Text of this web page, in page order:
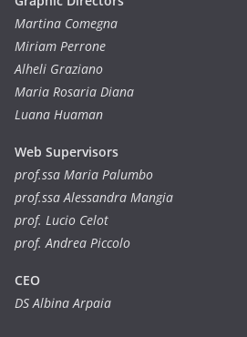
Martina Comegna
Miriam Perrone
Alheli Graziano
Maria Rosaria Diana
Luana Huaman
Web Supervisors
prof.ssa Maria Palumbo
prof.ssa Alessandra Mangia
prof. Lucio Celot
prof. Andrea Piccolo
CEO
DS Albina Arpaia